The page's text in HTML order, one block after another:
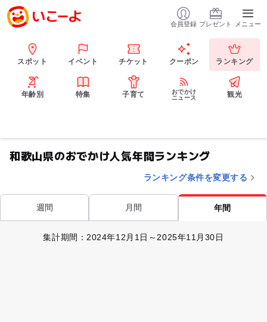
会員登録 プレゼント メニュー
スポット イベント チケット クーポン ランキング
年齢別 特集 子育て
おでかけ
ニュース
観光
和歌山県のおでかけ人気年間ランキング
ランキング条件を変更する
週間 月間 年間
集計期間：2024年12月1日～2025年11月30日